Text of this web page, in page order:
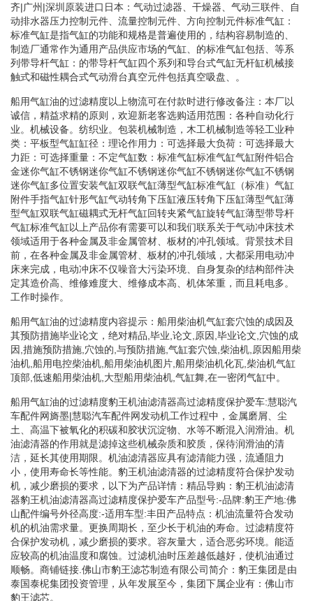
齐|广州|深圳原装进口日本：气动过滤器、干燥器、气动三联件、自
动排水器压力控制元件、流量控制元件、方向控制元件标准气缸：
标准气缸是指气缸的功能和规格是普遍使用的，结构容易制造的、
制造厂通常作为通用产品供应市场的气缸、的标准气缸包括、等系
列带导杆气缸：的带导杆气缸四个系列和导台式气缸无杆缸机械接
触式和磁性耦合式气动滑台真空元件包括真空吸盘、。
船用气缸油的过滤精度以上物流可在付款时进行修改备注：本厂以
诚信，精益求精的原则，欢迎新老客选购适用范围：各种自动化行
业。机械设备。纺织业。包装机械制造，木工机械制造等轻工业种
类：平板型气缸缸径：理论作用力：可选择最大负荷：可选择最大
力距：可选择重量：不定气缸数：标准气缸标准气缸气缸附件铝合
金迷你气缸不锈钢迷你气缸不锈钢迷你气缸不锈钢迷你气缸不锈钢
迷你气缸多位置安装气缸双联气缸薄型气缸标准气缸（标准）气缸
附件手指气缸针形气缸气动转角下压缸液压转角下压缸薄型气缸薄
型气缸双联气缸磁耦式无杆气缸回转夹紧气缸旋转气缸薄型带导杆
气缸标准气缸以上产品你有需要可以和我们联系关于气动冲床技术
领域适用于各种金属及非金属管材、板材的冲孔领域。背景技术目
前，在各种金属及非金属管材、板材的冲孔领域，大都采用电动冲
床来完成，电动冲床不仅噪音大污染环境、自身复杂的结构部件决
定其造价高、维修难度大、维修成本高、机体笨重，而且耗电多。
工作时操作。
船用气缸油的过滤精度内容提示：船用柴油机气缸套穴蚀的成因及
其预防措施毕业论文，绝对精品,毕业,论文,原因,毕业论文,穴蚀的成
因,措施预防措施,穴蚀的,与预防措施,气缸套穴蚀,柴油机,原因船用柴
油机,船用电控柴油机,船用柴油机图片,船用柴油机化瓦,柴油机气缸
顶部,低速船用柴油机,大型船用柴油机,气缸舞,在一密闭气缸中。
船用气缸油的过滤精度豹王机油滤清器高过滤精度保护爱车:慧聪汽
车配件网旖墨|慧聪汽车配件网发动机工作过程中，金属磨屑、尘
土、高温下被氧化的积碳和胶状沉淀物、水等不断混入润滑油。机
油滤清器的作用就是滤掉这些机械杂质和胶质，保待润滑油的清
洁，延长其使用期限。机油滤清器应具有滤清能力强，流通阻力
小，使用寿命长等性能。豹王机油滤清器的过滤精度符合保护发动
机，减少磨损的要求，以下为产品详情：精品导购：豹王机油滤清
器豹王机油滤清器高过滤精度保护爱车产品型号:-品牌:豹王产地:佛
山配件编号外径高度:-适用车型:丰田产品特点：机油流量符合发动
机的机油需求量。更换周期长，至少长于机油的寿命。过滤精度符
合保护发动机，减少磨损的要求。容灰量大，适合恶劣环境。能适
应较高的机油温度和腐蚀。过滤机油时压差越低越好，使机油通过
顺畅。商铺链接.佛山市豹王滤芯制造有限公司简介：豹王集团是由
泰国泰柅集团投资管理，从年发展至今，集团下属企业有：佛山市
豹王滤芯。